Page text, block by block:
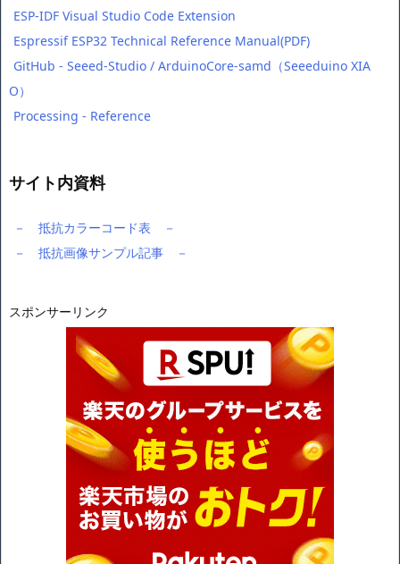
ESP-IDF Visual Studio Code Extension
Espressif ESP32 Technical Reference Manual(PDF)
GitHub - Seeed-Studio / ArduinoCore-samd（Seeeduino XIA
O）
Processing - Reference
サイト内資料
－ 抵抗カラーコード表 －
－ 抵抗画像サンプル記事 －
スポンサーリンク